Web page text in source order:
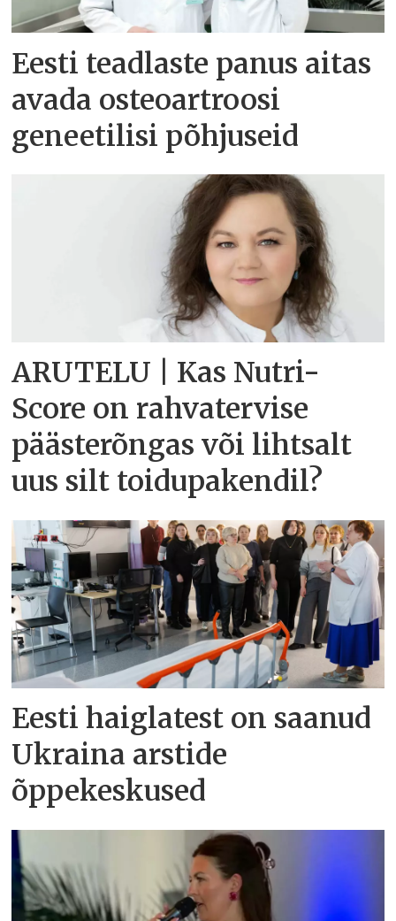
Eesti teadlaste panus aitas
avada osteoartroosi
geneetilisi põhjuseid
ARUTELU | Kas Nutri-
Score on rahvatervise
päästerõngas või lihtsalt
uus silt toidupakendil?
Eesti haiglatest on saanud
Ukraina arstide
õppekeskused